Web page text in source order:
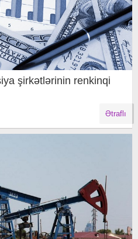
şirkətlərinin renkinqi
Ətraflı